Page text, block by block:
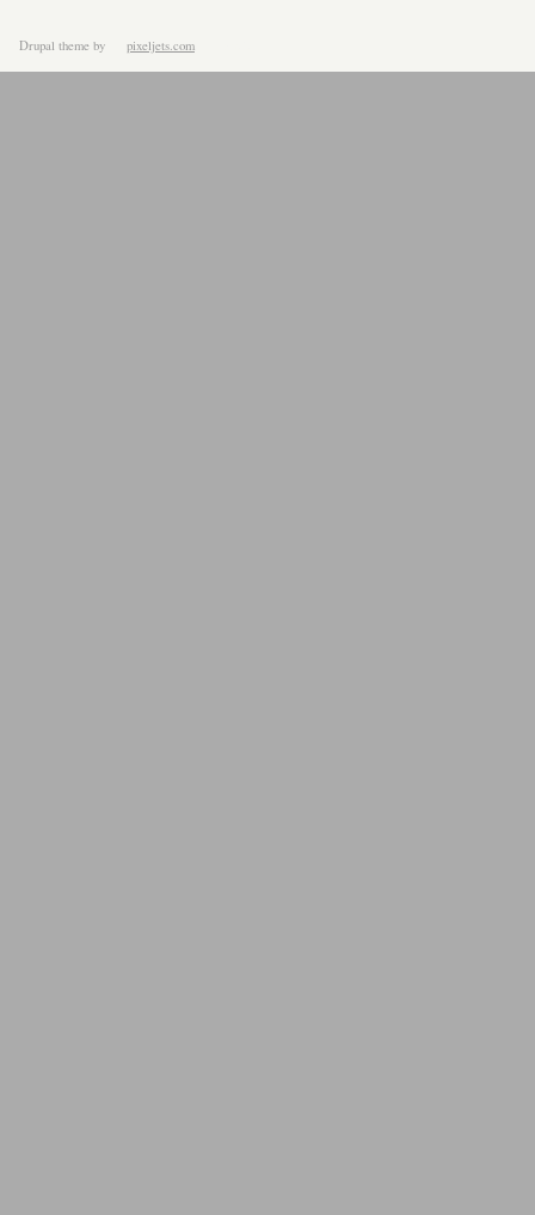
Drupal theme by pixeljets.com